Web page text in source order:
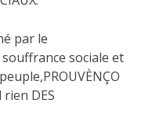
par le
sociale et
rien DES